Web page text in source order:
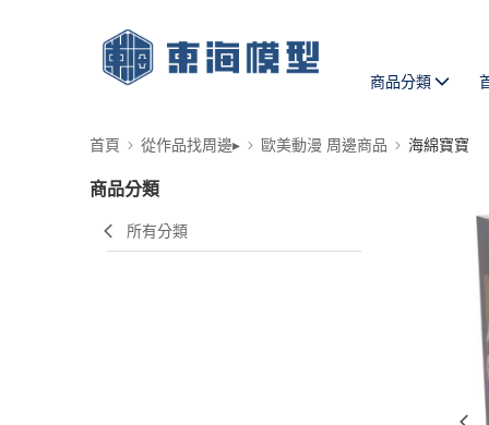
商品分類
首頁 從作品找周邊▸ 歐美動漫 周邊商品 海綿寶寶
商品分類
所有分類